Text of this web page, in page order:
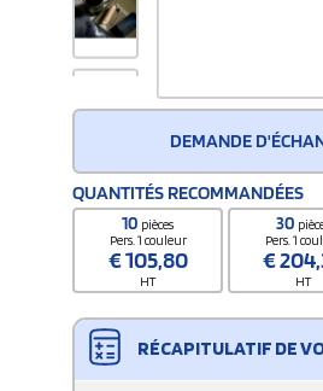
DEMANDE
QUANTITÉS RECOMMANDÉES
10 pièces
Pers. 1 couleur
€105,80
HT
30
Pers. 1
€
HT
RÉCAPITULATIF DE